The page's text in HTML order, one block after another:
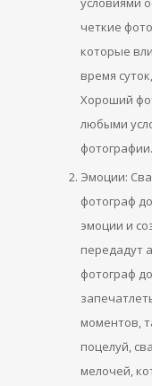
четкие
которые
время
Хороший
любыми
фотографии.
Эмоции:
фотограф
эмоции и
передадут
фотограф
моментов,
поцелуй,
мелочей,